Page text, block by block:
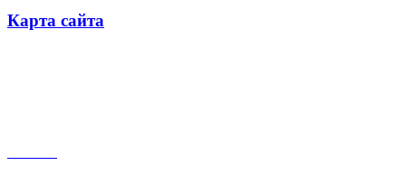
Карта сайта